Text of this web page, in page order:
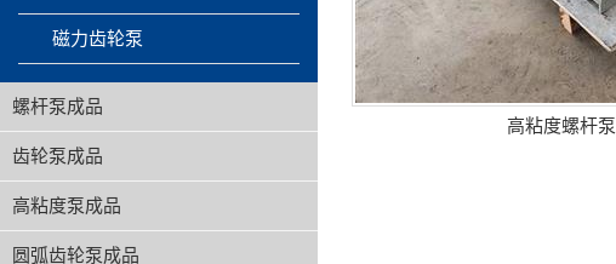
高粘度螺杆泵
磁力齿轮泵
螺杆泵成品
齿轮泵成品
高粘度泵成品
圆弧齿轮泵成品